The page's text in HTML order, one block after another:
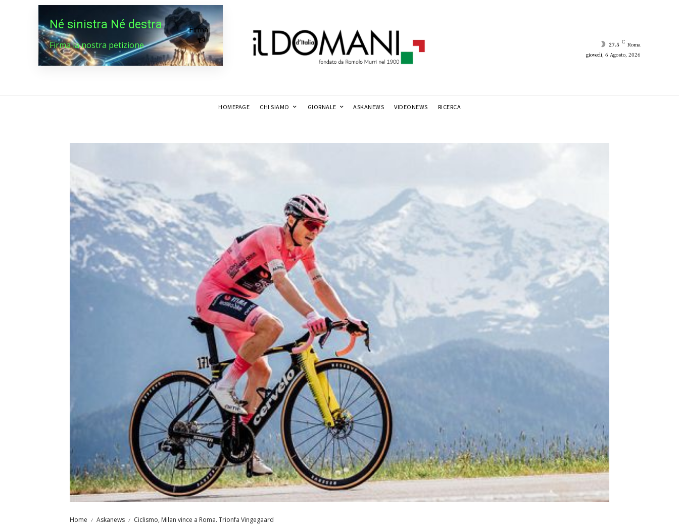
Né sinistra Né destra
Firma la nostra petizione
Firma
27.5 C Roma
giovedì, 6 Agosto, 2026
HOMEPAGE CHI SIAMO GIORNALE ASKANEWS VIDEONEWS RICERCA
Home Askanews Ciclismo, Milan vince a Roma. Trionfa Vingegaard